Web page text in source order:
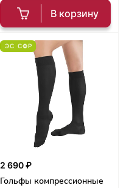
В корзину
ЭС СФР
2 690 ₽
Гольфы компрессионные